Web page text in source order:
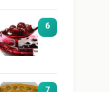
6